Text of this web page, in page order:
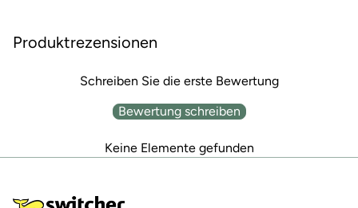
Produktrezensionen
Schreiben Sie die erste Bewertung
Bewertung schreiben
Keine Elemente gefunden